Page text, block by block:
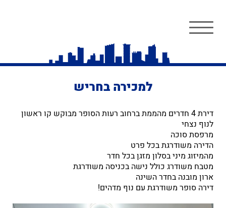
למכירה בחריש
דירת 4 חדרים מהממת ברחוב רעות הסופר מבוקש קו ראשון
לנוף נצחי
מרפסת סוכה
הדירה משודרגת בכל פרט
מהמיזוג מיני בסלון מזגן בכל חדר
מטבח משודרג כולל נישה בכניסה משודרגת
ארון מובנה בחדר השינה
דירה סופר משודרגת עם נוף מדהים!